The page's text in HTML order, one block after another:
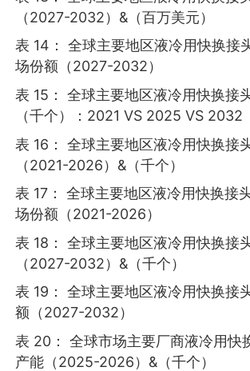
（2027-2032）&（百万美元）
表 14： 全球主要地区液冷用快换接
场份额（2027-2032）
表 15： 全球主要地区液冷用快换接
（千个）：2021 VS 2025 VS 2032
表 16： 全球主要地区液冷用快换接
（2021-2026）&（千个）
表 17： 全球主要地区液冷用快换接
场份额（2021-2026）
表 18： 全球主要地区液冷用快换接
（2027-2032）&（千个）
表 19： 全球主要地区液冷用快换接
额（2027-2032）
表 20： 全球市场主要厂商液冷用快
产能（2025-2026）&（千个）